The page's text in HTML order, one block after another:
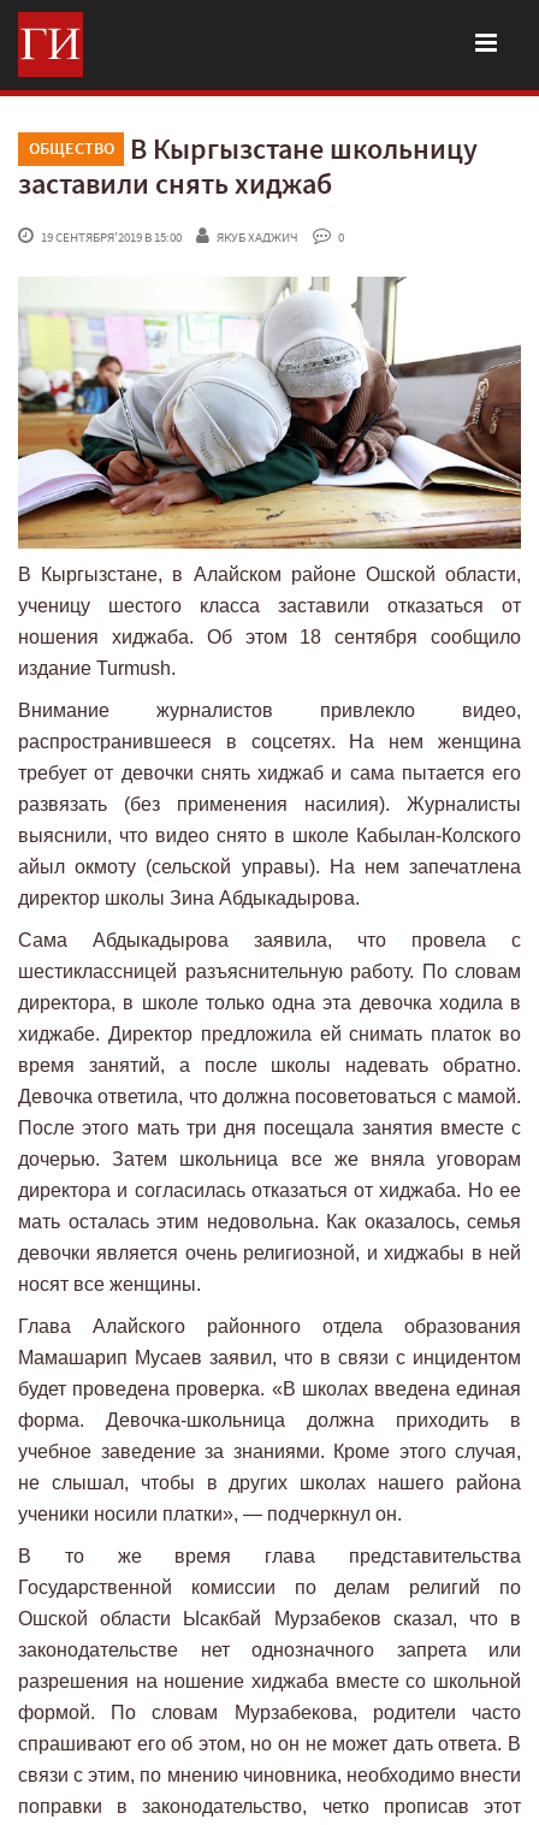
ОБЩЕСТВО
В Кыргызстане школьницу
заставили снять хиджаб
19 СЕНТЯБРЯ'2019 В 15:00 ЯКУБ ХАДЖИЧ 0
В Кыргызстане, в Алайском районе Ошской области,
ученицу шестого класса заставили отказаться от
ношения хиджаба. Об этом 18 сентября сообщило
издание Turmush.
Внимание журналистов привлекло видео,
распространившееся в соцсетях. На нем женщина
требует от девочки снять хиджаб и сама пытается его
развязать (без применения насилия). Журналисты
выяснили, что видео снято в школе Кабылан-Колского
айыл окмоту (сельской управы). На нем запечатлена
директор школы Зина Абдыкадырова.
Сама Абдыкадырова заявила, что провела с
шестиклассницей разъяснительную работу. По словам
директора, в школе только одна эта девочка ходила в
хиджабе. Директор предложила ей снимать платок во
время занятий, а после школы надевать обратно.
Девочка ответила, что должна посоветоваться с мамой.
После этого мать три дня посещала занятия вместе с
дочерью. Затем школьница все же вняла уговорам
директора и согласилась отказаться от хиджаба. Но ее
мать осталась этим недовольна. Как оказалось, семья
девочки является очень религиозной, и хиджабы в ней
носят все женщины.
Глава Алайского районного отдела образования
Мамашарип Мусаев заявил, что в связи с инцидентом
будет проведена проверка. «В школах введена единая
форма. Девочка-школьница должна приходить в
учебное заведение за знаниями. Кроме этого случая,
не слышал, чтобы в других школах нашего района
ученики носили платки», — подчеркнул он.
В то же время глава представительства
Государственной комиссии по делам религий по
Ошской области Ысакбай Мурзабеков сказал, что в
законодательстве нет однозначного запрета или
разрешения на ношение хиджаба вместе со школьной
формой. По словам Мурзабекова, родители часто
спрашивают его об этом, но он не может дать ответа. В
связи с этим, по мнению чиновника, необходимо внести
поправки в законодательство, четко прописав этот